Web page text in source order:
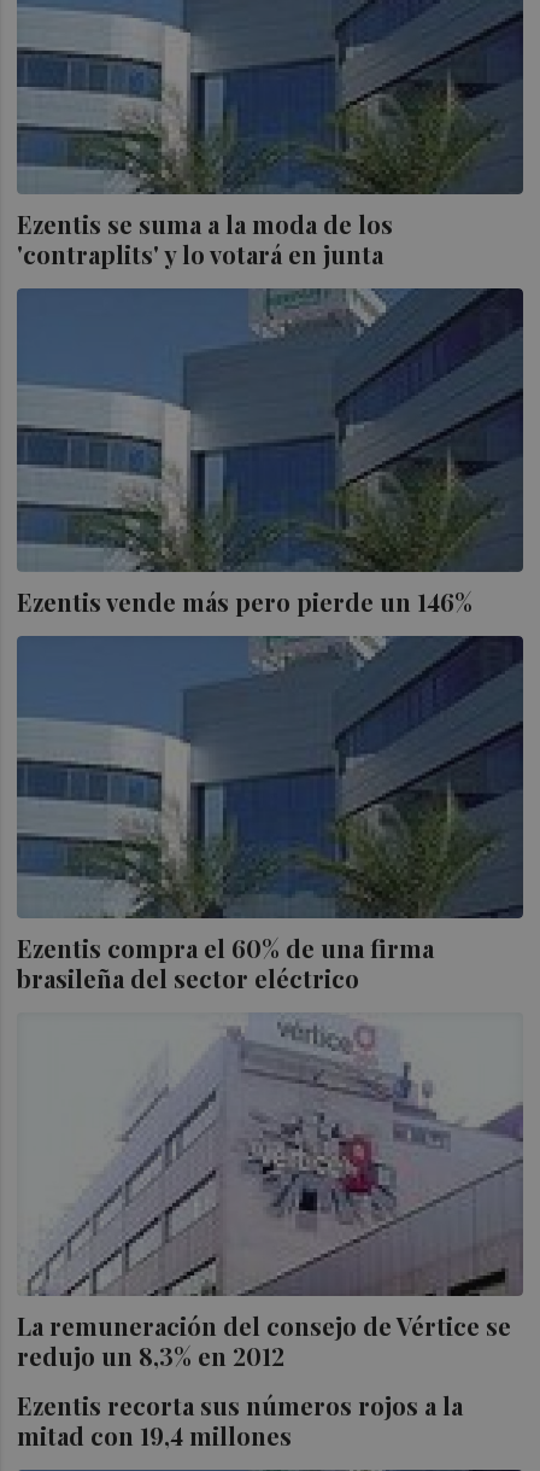
Ezentis se suma a la moda de los
'contraplits' y lo votará en junta
Ezentis vende más pero pierde un 146%
Ezentis compra el 60% de una firma
brasileña del sector eléctrico
La remuneración del consejo de Vértice se
redujo un 8,3% en 2012
Ezentis recorta sus números rojos a la
mitad con 19,4 millones